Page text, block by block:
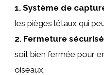
1. Système de
les pièges létaux qui
2. Fermeture
soit bien fermée pour
oiseaux.